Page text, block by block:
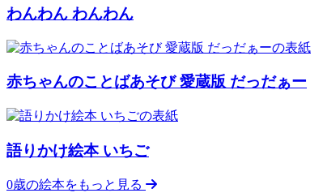
わんわん わんわん
赤ちゃんのことばあそび 愛蔵版 だっだぁー
語りかけ絵本 いちご
0歳の絵本をもっと見る